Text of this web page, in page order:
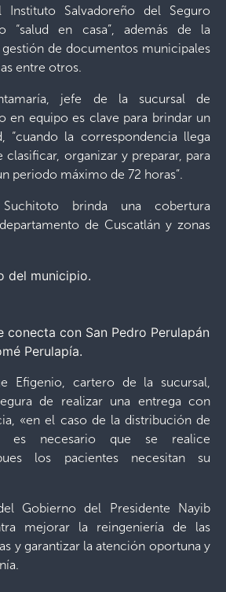
Instituto Salvadoreño del Seguro
“salud en casa”, además de la
de documentos municipales
entre otros.
jefe de la sucursal de
en equipo es clave para brindar un
“cuando la correspondencia llega
clasificar, organizar y preparar, para
periodo máximo de 72 horas”.
brinda una cobertura
de Cuscatlán y zonas
del municipio.
conecta con San Pedro Perulapán
Perulapía.
Efigenio, cartero de la sucursal,
de realizar una entrega con
«en el caso de la distribución de
es necesario que se realice
los pacientes necesitan su
Gobierno del Presidente Nayib
mejorar la reingeniería de las
y garantizar la atención oportuna y